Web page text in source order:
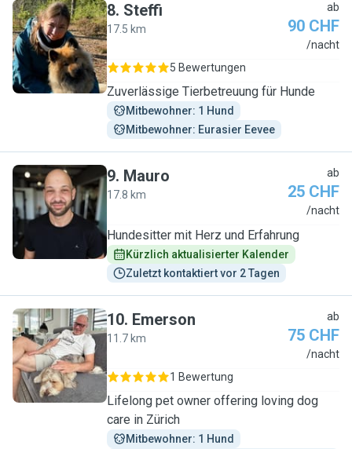
S
8. Steffi
17.5 km
ab
90 CHF
/nacht
5 Bewertungen
Zuverlässige Tierbetreuung für Hunde
Mitbewohner: 1 Hund
Mitbewohner: Eurasier Eevee
M
9. Mauro
17.8 km
ab
25 CHF
/nacht
Hundesitter mit Herz und Erfahrung
Kürzlich aktualisierter Kalender
Zuletzt kontaktiert vor 2 Tagen
E
10. Emerson
11.7 km
ab
75 CHF
/nacht
1 Bewertung
Lifelong pet owner offering loving dog
care in Zürich
Mitbewohner: 1 Hund